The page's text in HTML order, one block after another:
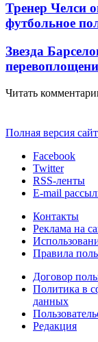
Тренер Челси
футбольное
Звезда
Читать
Полная версия
Facebook
Twitter
RSS-ленты
E-mail
Контакты
Реклама на
Правила
Договор
Политика в
данных
Редакция